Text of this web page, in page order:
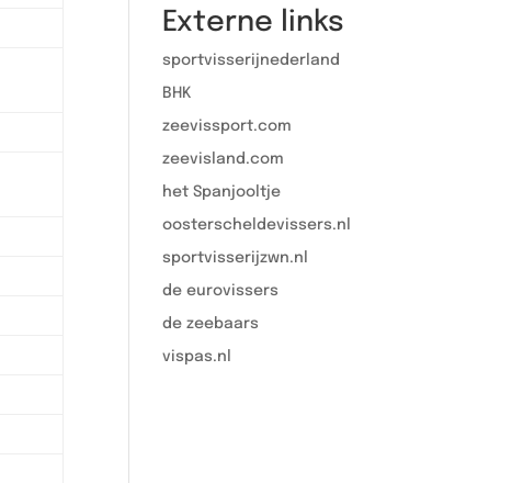
Externe links
sportvisserijnederland
BHK
zeevissport.com
zeevisland.com
het Spanjooltje
oosterscheldevissers.n
sportvisserijzwn.nl
de eurovissers
de zeebaars
vispas.nl